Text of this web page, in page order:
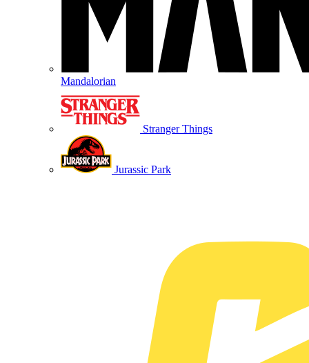
Mandalorian
Stranger Things
Jurassic Park